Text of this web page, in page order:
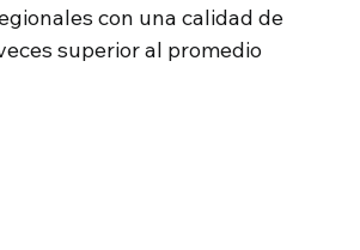
con una calidad de
superior al promedio